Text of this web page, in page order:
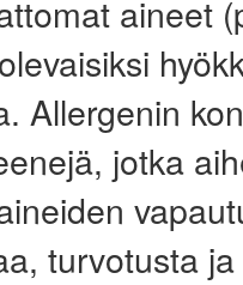
aineet
Allergenin
jotka
turvotusta